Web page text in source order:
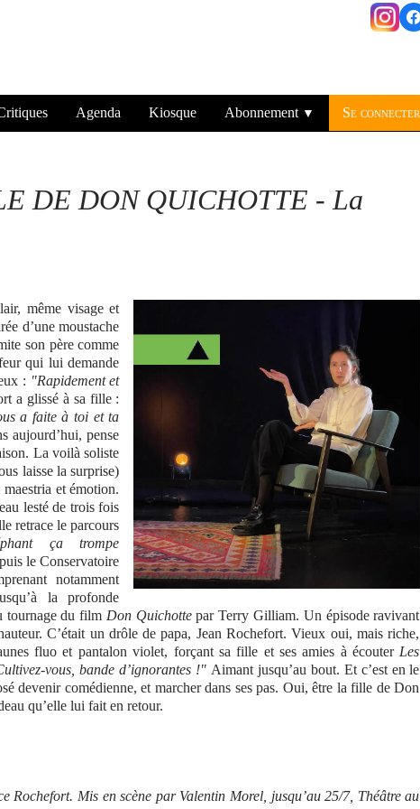
Agenda Kiosque Abonnement ▼ Se connecter
DE DON QUICHOTTE - La
même visage et
d’une moustache
son père comme
qui lui demande
: "Rapidement et
a glissé à sa fille :
a faite à toi et ta
aujourd’hui, pense
La voilà soliste
laisse la surprise)
et émotion.
lesté de trois fois
retrace le parcours
ça trompe
le Conservatoire
notamment
la profonde
tournage du film Don Quichottepar Terry Gilliam. Un épisode ravivant
C’était un drôle de papa, Jean Rochefort. Vieux oui, mais riche,
fluo et pantalon violet, forçant sa fille et ses amies à écouter Les
vous, bande d’ignorantes !" Aimant jusqu’au bout. Et c’est en le
devenir comédienne, et marcher dans ses pas. Oui, être la fille de Don
qu’elle lui fait en retour.
Rochefort. Mis en scène par Valentin Morel, jusqu’au 25/7, Théâtre au